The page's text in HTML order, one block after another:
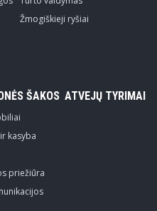
Žmogiškieji ryšiai
ŠAKOS
kasyba
priežiūra
ATVEJŲ TYRIMAI